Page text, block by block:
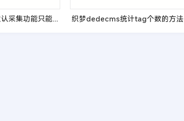
织梦dedecms默认采集功能只能采集第一页的解决方法 织梦dedecms统计tag个数的方法